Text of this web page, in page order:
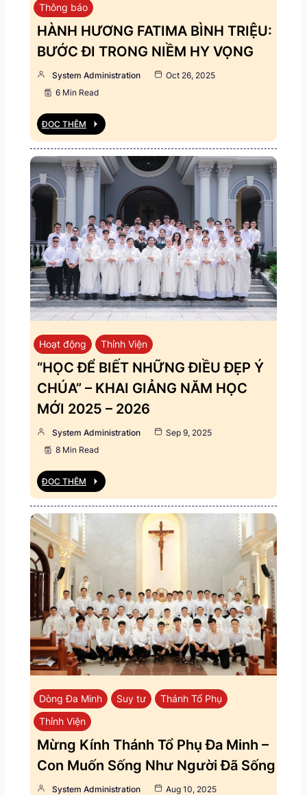
Thông báo
HÀNH HƯƠNG FATIMA BÌNH TRIỆU:
BƯỚC ĐI TRONG NIỀM HY VỌNG
System Administration
Oct 26, 2025
6 Min Read
ĐỌC THÊM
Hoạt động Thỉnh Viện
“HỌC ĐỂ BIẾT NHỮNG ĐIỀU ĐẸP Ý
CHÚA” – KHAI GIẢNG NĂM HỌC
MỚI 2025 – 2026
System Administration
Sep 9, 2025
8 Min Read
ĐỌC THÊM
Dòng Đa Minh Suy tư
Thánh Tổ Phụ
Thỉnh Viện
Mừng Kính Thánh Tổ Phụ Đa Minh –
Con Muốn Sống Như Người Đã Sống
System Administration
Aug 10, 2025